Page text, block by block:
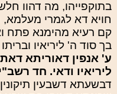
בתוקפייהו, מה דהוו
חויא דא לגמרי מעלמא,
קם רעיא מהימנא פתח
בך סוד ה' ליריאיו
ע' אנפין דאוריתא
ליריאיו ודאי. חד
דבשעתא דשבעין